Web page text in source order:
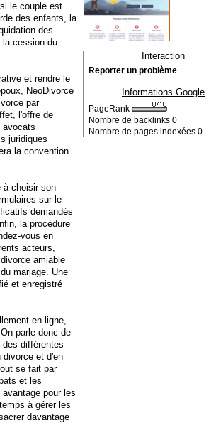
le couple est
des enfants, la
des
la cession du
et rendre le
NeoDivorce
par
l'offre de
avocats
juridiques
la convention
à choisir son
sur le
demandés
la procédure
vous en
acteurs,
amiable
mariage. Une
et enregistré
en ligne,
parle donc de
différentes
divorce et d'en
se fait par
et les
pour les
à gérer les
davantage
Interaction
Reporter un problème
Informations Google
PageRank
Nombre de backlinks 0
Nombre de pages indexées 0